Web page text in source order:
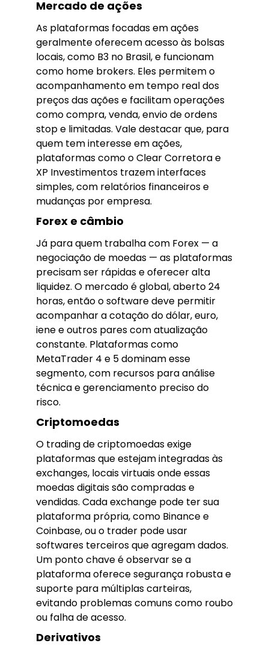
Mercado de ações
As plataformas focadas em ações
geralmente oferecem acesso às bolsas
locais, como B3 no Brasil, e funcionam
como home brokers. Eles permitem o
acompanhamento em tempo real dos
preços das ações e facilitam operações
como compra, venda, envio de ordens
stop e limitadas. Vale destacar que, para
quem tem interesse em ações,
plataformas como o Clear Corretora e
XP Investimentos trazem interfaces
simples, com relatórios financeiros e
mudanças por empresa.
Forex e câmbio
Já para quem trabalha com Forex — a
negociação de moedas — as plataformas
precisam ser rápidas e oferecer alta
liquidez. O mercado é global, aberto 24
horas, então o software deve permitir
acompanhar a cotação do dólar, euro,
iene e outros pares com atualização
constante. Plataformas como
MetaTrader 4 e 5 dominam esse
segmento, com recursos para análise
técnica e gerenciamento preciso do
risco.
Criptomoedas
O trading de criptomoedas exige
plataformas que estejam integradas às
exchanges, locais virtuais onde essas
moedas digitais são compradas e
vendidas. Cada exchange pode ter sua
plataforma própria, como Binance e
Coinbase, ou o trader pode usar
softwares terceiros que agregam dados.
Um ponto chave é observar se a
plataforma oferece segurança robusta e
suporte para múltiplas carteiras,
evitando problemas comuns como roubo
ou falha de acesso.
Derivativos